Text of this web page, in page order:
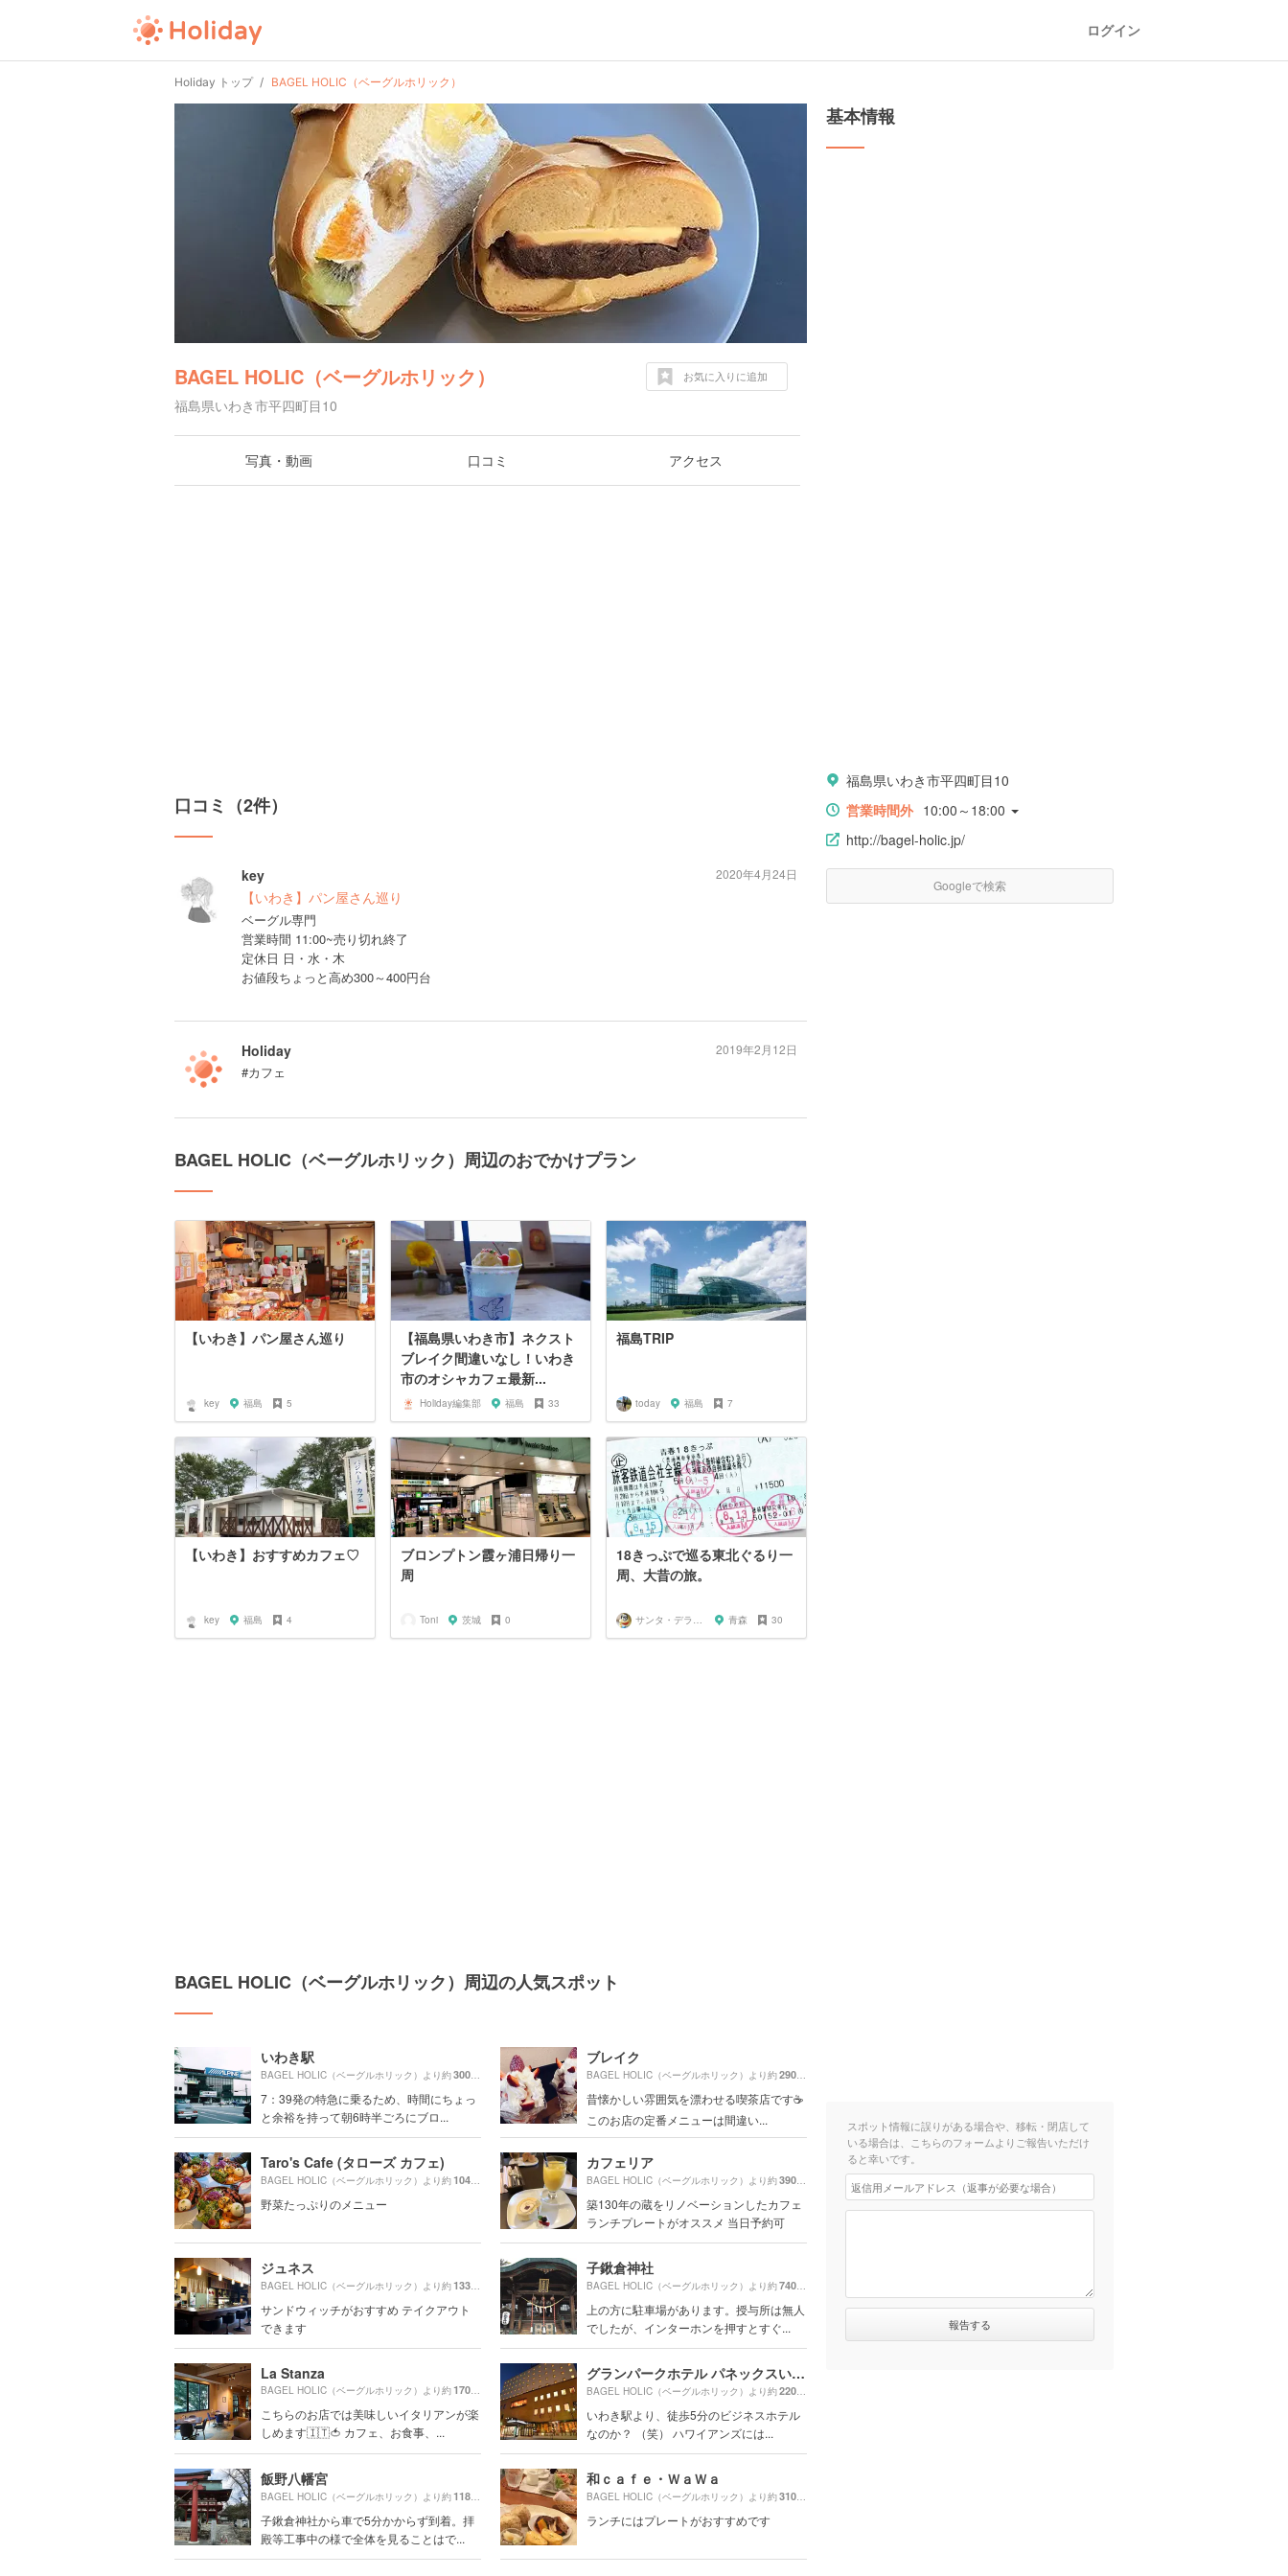
ログイン
Holiday トップ BAGEL HOLIC（ベーグルホリック）
BAGEL HOLIC（ベーグルホリック）
福島県いわき市平四町目10
お気に入りに追加
写真・動画 口コミ アクセス
口コミ（2件）
key
【いわき】パン屋さん巡り
ベーグル専門
営業時間 11:00~売り切れ終了
定休日 日・水・木
お値段ちょっと高め300～400円台
2020年4月24日
Holiday
#カフェ
2019年2月12日
BAGEL HOLIC（ベーグルホリック）周辺のおでかけプラン
【いわき】パン屋さん巡り
key 福島 5
【福島県いわき市】ネクスト
ブレイク間違いなし！いわき
市のオシャカフェ最新...
Holiday編集部 福島 33
福島TRIP
today 福島 7
【いわき】おすすめカフェ♡
key 福島 4
ブロンプトン霞ヶ浦日帰り一
周
Toni 茨城 0
18きっぷで巡る東北ぐるり一
周、大昔の旅。
サンタ・デラックス 青森 30
BAGEL HOLIC（ベーグルホリック）周辺の人気スポット
いわき駅
BAGEL HOLIC（ベーグルホリック）より約300m （徒歩6分）
7：39発の特急に乗るため、時間にちょっ
と余裕を持って朝6時半ごろにブロ...
ブレイク
BAGEL HOLIC（ベーグルホリック）より約290m
昔懐かしい雰囲気を漂わせる喫茶店です☕
このお店の定番メニューは間違い...
Taro's Cafe (タローズ カフェ)
BAGEL HOLIC（ベーグルホリック）より約1040m （徒歩18分）
野菜たっぷりのメニュー
カフェリア
BAGEL HOLIC（ベーグルホリック）より約390m （徒歩7分）
築130年の蔵をリノベーションしたカフェ
ランチプレートがオススメ 当日予約可
ジュネス
BAGEL HOLIC（ベーグルホリック）より約1330m （徒歩23分）
サンドウィッチがおすすめ テイクアウト
できます
子鍬倉神社
BAGEL HOLIC（ベーグルホリック）より約740m
上の方に駐車場があります。授与所は無人
でしたが、インターホンを押すとすぐ...
La Stanza
BAGEL HOLIC（ベーグルホリック）より約170m （徒歩3分）
こちらのお店では美味しいイタリアンが楽
しめます🇮🇹🍅 カフェ、お食事、...
グランパークホテル パネックスいわき
BAGEL HOLIC（ベーグルホリック）より約220m
いわき駅より、徒歩5分のビジネスホテル
なのか？ （笑） ハワイアンズには...
飯野八幡宮
BAGEL HOLIC（ベーグルホリック）より約1180m （徒歩20分）
子鍬倉神社から車で5分かからず到着。拝
殿等工事中の様で全体を見ることはで...
和ｃａｆｅ・ＷａＷａ
BAGEL HOLIC（ベーグルホリック）より約310m
ランチにはプレートがおすすめです
基本情報
福島県いわき市平四町目10
営業時間外 10:00～18:00
http://bagel-holic.jp/
Googleで検索
スポット情報に誤りがある場合や、移転・閉店して
いる場合は、こちらのフォームよりご報告いただけ
ると幸いです。